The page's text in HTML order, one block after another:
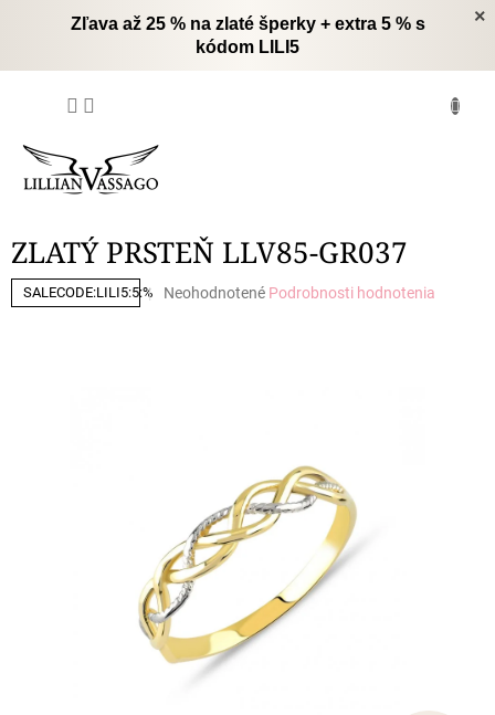
×
Zľava až 25 % na zlaté šperky + extra 5 % s
kódom LILI5
ZLATÝ PRSTEŇ LLV85-GR037
SALECODE:LILI5:5:%
Priemerné
Neohodnotené Podrobnosti hodnotenia